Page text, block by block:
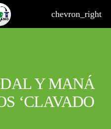
chevron_right
Y MANÁ
‘CLAVADO